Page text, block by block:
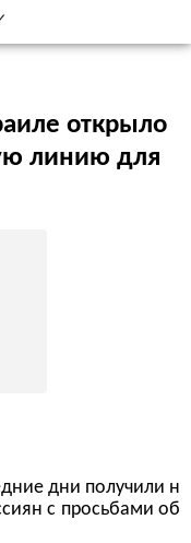
открыло
линию для
дни получили н
с просьбами об